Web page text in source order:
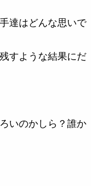
達はどんな思いで
すような結果にだ
いのかしら？誰か